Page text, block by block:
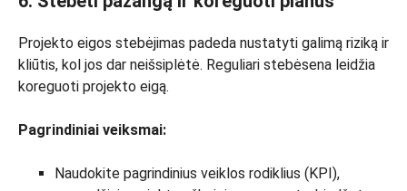
Projekto eigos stebėjimas padeda nustatyti galimą riziką ir
kliūtis, kol jos dar neišsiplėtė. Reguliari stebėsena leidžia
koreguoti projekto eigą.
Pagrindiniai veiksmai:
Naudokite pagrindinius veiklos rodiklius (KPI),